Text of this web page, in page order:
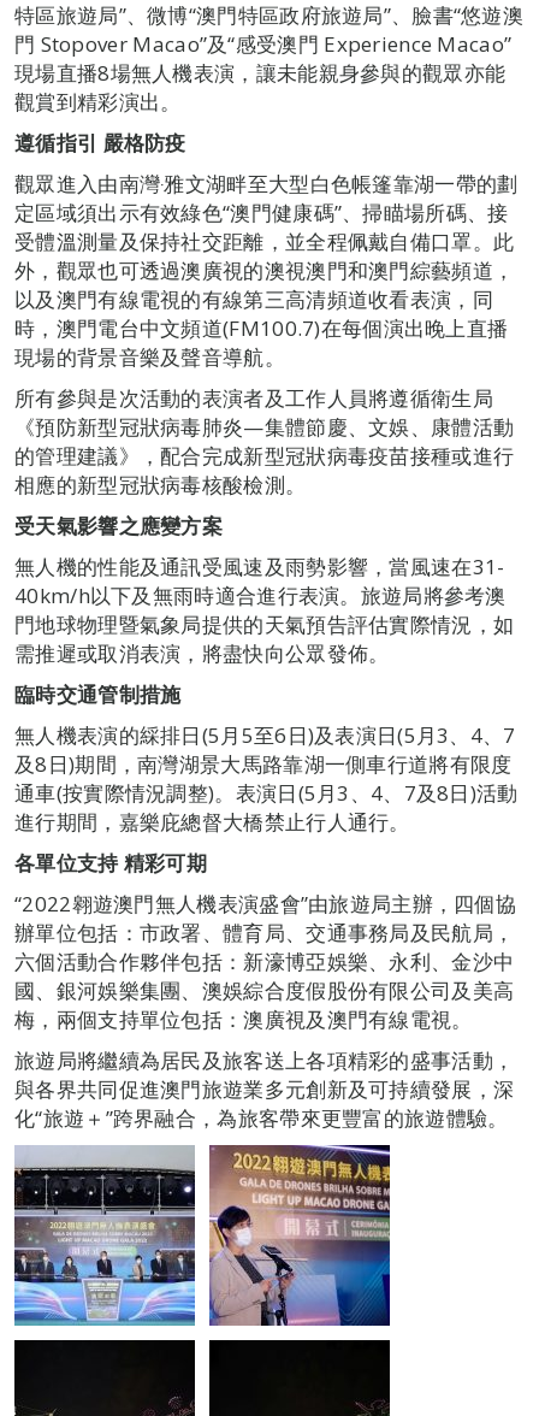
特區旅遊局”、微博“澳門特區政府旅遊局”、臉書“悠遊澳
門 Stopover Macao”及“感受澳門 Experience Macao”
現場直播8場無人機表演，讓未能親身參與的觀眾亦能
觀賞到精彩演出。
遵循指引 嚴格防疫
觀眾進入由南灣‧雅文湖畔至大型白色帳篷靠湖一帶的劃
定區域須出示有效綠色“澳門健康碼”、掃瞄場所碼、接
受體溫測量及保持社交距離，並全程佩戴自備口罩。此
外，觀眾也可透過澳廣視的澳視澳門和澳門綜藝頻道，
以及澳門有線電視的有線第三高清頻道收看表演，同
時，澳門電台中文頻道(FM100.7)在每個演出晚上直播
現場的背景音樂及聲音導航。
所有參與是次活動的表演者及工作人員將遵循衛生局
《預防新型冠狀病毒肺炎—集體節慶、文娛、康體活動
的管理建議》，配合完成新型冠狀病毒疫苗接種或進行
相應的新型冠狀病毒核酸檢測。
受天氣影響之應變方案
無人機的性能及通訊受風速及雨勢影響，當風速在31-
40km/h以下及無雨時適合進行表演。旅遊局將參考澳
門地球物理暨氣象局提供的天氣預告評估實際情況，如
需推遲或取消表演，將盡快向公眾發佈。
臨時交通管制措施
無人機表演的綵排日(5月5至6日)及表演日(5月3、4、7
及8日)期間，南灣湖景大馬路靠湖一側車行道將有限度
通車(按實際情況調整)。表演日(5月3、4、7及8日)活動
進行期間，嘉樂庇總督大橋禁止行人通行。
各單位支持 精彩可期
“2022翱遊澳門無人機表演盛會”由旅遊局主辦，四個協
辦單位包括：市政署、體育局、交通事務局及民航局，
六個活動合作夥伴包括：新濠博亞娛樂、永利、金沙中
國、銀河娛樂集團、澳娛綜合度假股份有限公司及美高
梅，兩個支持單位包括：澳廣視及澳門有線電視。
旅遊局將繼續為居民及旅客送上各項精彩的盛事活動，
與各界共同促進澳門旅遊業多元創新及可持續發展，深
化“旅遊＋”跨界融合，為旅客帶來更豐富的旅遊體驗。